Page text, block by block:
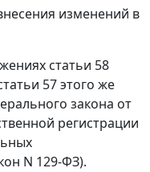
изменений в
статьи 58
57 этого же
закона от
регистрации
N 129-ФЗ).